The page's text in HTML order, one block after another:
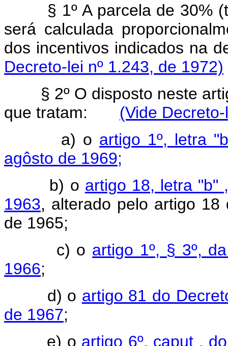
§ 1º A parcela de 30%
será calculada
dos incentivos indicados
Decreto-lei nº 1.243, de 1972)
§ 2º O disposto neste
que tratam: (Vide
a) o artigo 1º, letra
agôsto de 1969;
b) o artigo 18, letra "b"
1963, alterado pelo artigo 18
de 1965;
c) o artigo 1º, § 3º,
1966;
d) o artigo 81 do
de 1967;
e) o artigo 6º, caput ,